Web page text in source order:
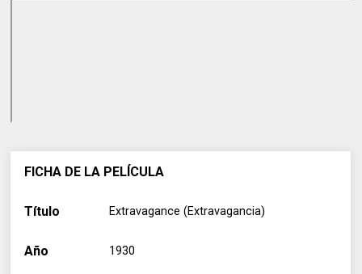
FICHA DE LA PELÍCULA
Título Extravagance (Extravagancia)
Año 1930